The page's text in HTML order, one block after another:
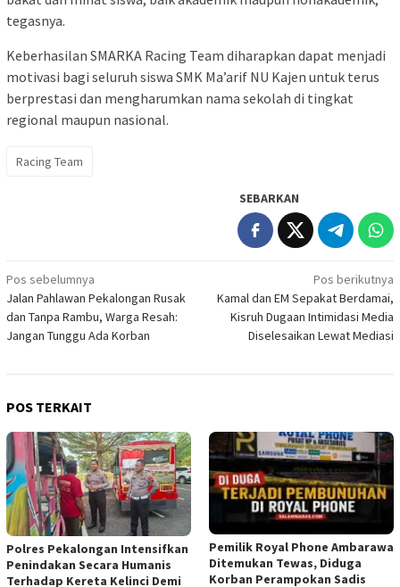
tegasnya.
Keberhasilan SMARKA Racing Team diharapkan dapat menjadi
motivasi bagi seluruh siswa SMK Ma’arif NU Kajen untuk terus
berprestasi dan mengharumkan nama sekolah di tingkat
regional maupun nasional.
Racing Team
SEBARKAN
Navigasi
pos
Pos sebelumnya
Jalan Pahlawan Pekalongan Rusak
dan Tanpa Rambu, Warga Resah:
Jangan Tunggu Ada Korban
Pos berikutnya
Kamal dan EM Sepakat Berdamai,
Kisruh Dugaan Intimidasi Media
Diselesaikan Lewat Mediasi
POS TERKAIT
Polres Pekalongan Intensifkan
Penindakan Secara Humanis
Terhadap Kereta Kelinci Demi
Pemilik Royal Phone Ambarawa
Ditemukan Tewas, Diduga
Korban Perampokan Sadis